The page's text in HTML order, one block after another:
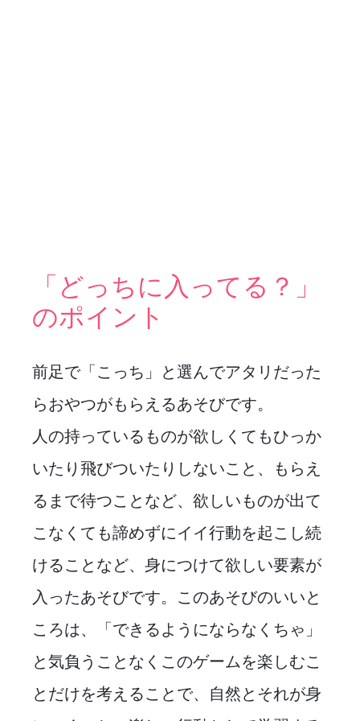
「どっちに入ってる？」
のポイント
前足で「こっち」と選んでアタリだった
らおやつがもらえるあそびです。
人の持っているものが欲しくてもひっか
いたり飛びついたりしないこと、もらえ
るまで待つことなど、欲しいものが出て
こなくても諦めずにイイ行動を起こし続
けることなど、身につけて欲しい要素が
入ったあそびです。このあそびのいいと
ころは、「できるようにならなくちゃ」
と気負うことなくこのゲームを楽しむこ
とだけを考えることで、自然とそれが身